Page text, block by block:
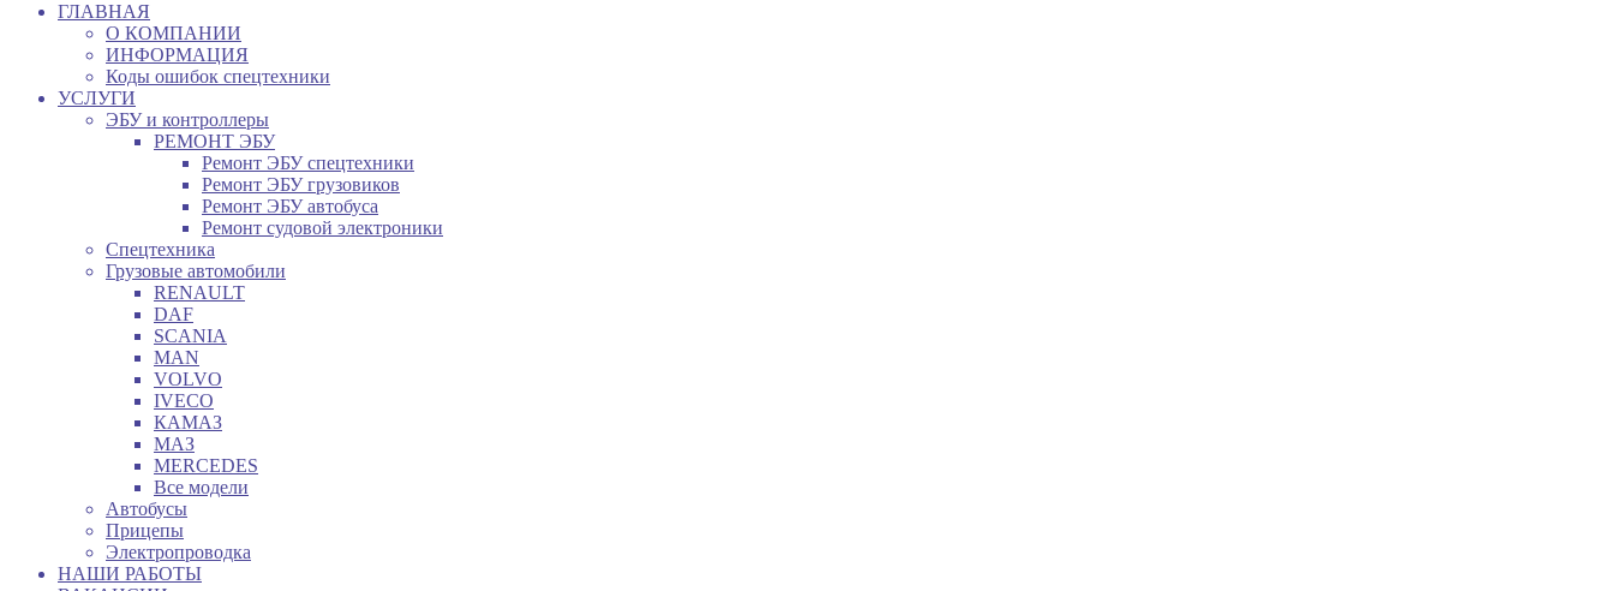
ГЛАВНАЯ
О КОМПАНИИ
ИНФОРМАЦИЯ
Коды ошибок спецтехники
УСЛУГИ
ЭБУ и контроллеры
РЕМОНТ ЭБУ
Ремонт ЭБУ спецтехники
Ремонт ЭБУ грузовиков
Ремонт ЭБУ автобуса
Ремонт судовой электроники
Спецтехника
Грузовые автомобили
RENAULT
DAF
SCANIA
MAN
VOLVO
IVECO
КАМАЗ
МАЗ
MERCEDES
Все модели
Автобусы
Прицепы
Электропроводка
НАШИ РАБОТЫ